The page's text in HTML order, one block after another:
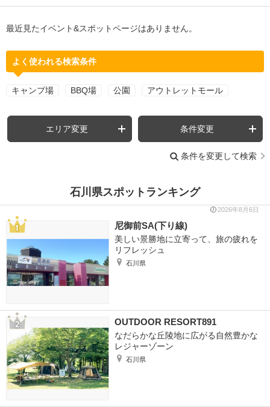
最近見たイベント&スポットページはありません。
よく使われる検索条件
キャンプ場 BBQ場 公園 アウトレットモール
エリア変更 条件変更
条件を変更して検索
石川県スポットランキング
2026年8月6日
尼御前SA(下り線)
美しい景勝地に立寄って、旅の疲れを
リフレッシュ
石川県
OUTDOOR RESORT891
なだらかな丘陵地に広がる自然豊かな
レジャーゾーン
石川県